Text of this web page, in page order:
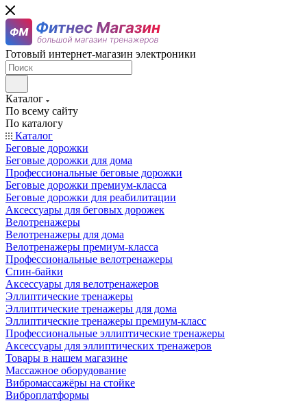
Готовый интернет-магазин электроники
Каталог
По всему сайту
По каталогу
Каталог
Беговые дорожки
Беговые дорожки для дома
Профессиональные беговые дорожки
Беговые дорожки премиум-класса
Беговые дорожки для реабилитации
Аксессуары для беговых дорожек
Велотренажеры
Велотренажеры для дома
Велотренажеры премиум-класса
Профессиональные велотренажеры
Спин-байки
Аксессуары для велотренажеров
Эллиптические тренажеры
Эллиптические тренажеры для дома
Эллиптические тренажеры премиум-класс
Профессиональные эллиптические тренажеры
Аксессуары для эллиптических тренажеров
Товары в нашем магазине
Массажное оборудование
Вибромассажёры на стойке
Виброплатформы